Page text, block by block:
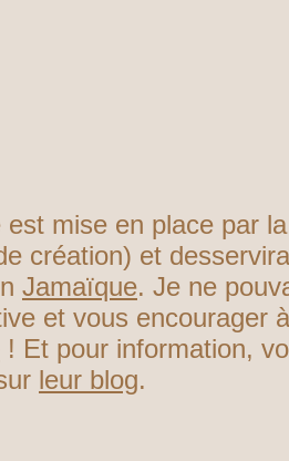
est mise en place par
création) et
Jamaïque. Je ne
et vous encourager
! Et pour information,
leur blog.